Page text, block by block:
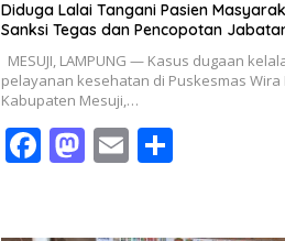
Diduga Lalai Tangani Pasien
Sanksi Tegas dan Pencopotan
MESUJI, LAMPUNG — Kasus dugaan
pelayanan kesehatan di Puskesmas Wira
Kabupaten Mesuji,…
F M E